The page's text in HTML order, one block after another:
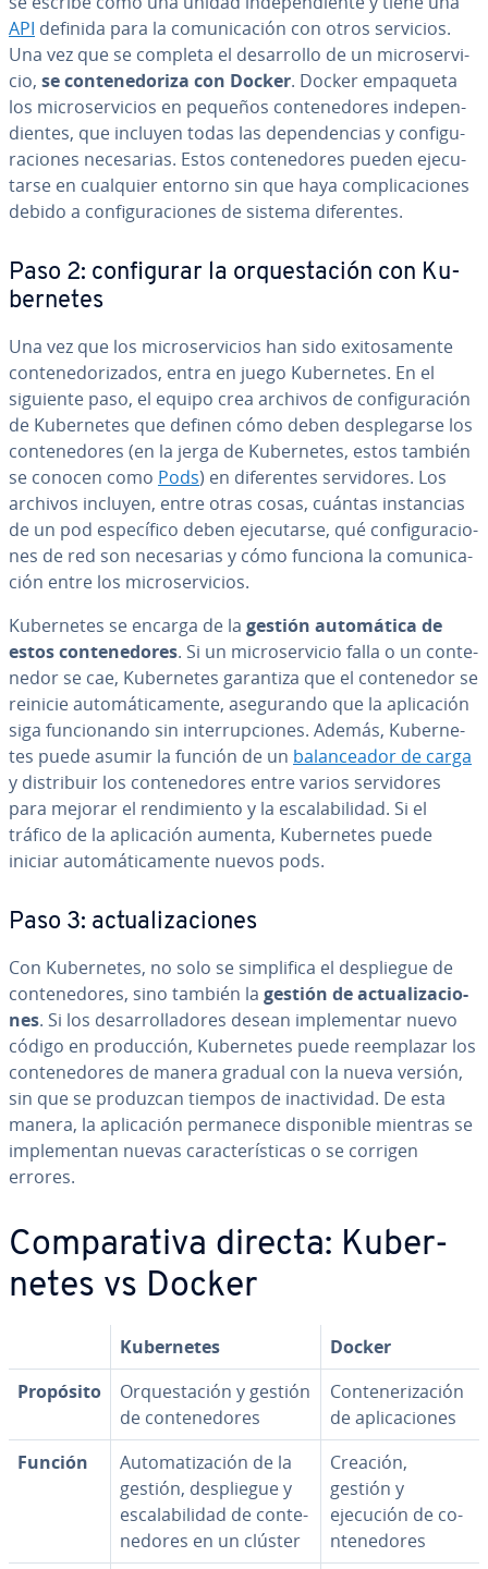
API definida para la co­mu­ni­ca­ción con otros servicios.
Una vez que se completa el de­sa­rro­llo de un mi­cro­se­r­vi­
cio, se co­n­te­ne­do­ri­za con Docker. Docker empaqueta
los mi­cro­se­r­vi­cios en pequeños co­n­te­ne­do­res in­de­pe­n­
die­n­tes, que incluyen todas las de­pe­n­de­n­cias y co­n­fi­gu­
ra­cio­nes ne­ce­sa­rias. Estos co­n­te­ne­do­res pueden eje­cu­
tar­se en cualquier entorno sin que haya co­m­pli­ca­cio­nes
debido a co­n­fi­gu­ra­cio­nes de sistema di­fe­re­n­tes.
Paso 2: co­n­fi­gu­rar la or­que­s­ta­ción con Ku­
be­r­ne­tes
Una vez que los mi­cro­se­r­vi­cios han sido exi­to­sa­me­n­te
co­n­te­ne­do­ri­za­dos, entra en juego Ku­be­r­ne­tes. En el
siguiente paso, el equipo crea archivos de co­n­fi­gu­ra­ción
de Ku­be­r­ne­tes que definen cómo deben de­s­ple­gar­se los
co­n­te­ne­do­res (en la jerga de Ku­be­r­ne­tes, estos también
se conocen como Pods) en di­fe­re­n­tes se­r­vi­do­res. Los
archivos incluyen, entre otras cosas, cuántas in­s­ta­n­cias
de un pod es­pe­cí­fi­co deben eje­cu­tar­se, qué co­n­fi­gu­ra­cio­
nes de red son ne­ce­sa­rias y cómo funciona la co­mu­ni­ca­
ción entre los mi­cro­se­r­vi­cios.
Ku­be­r­ne­tes se encarga de la gestión au­to­má­ti­ca de
estos co­n­te­ne­do­res. Si un mi­cro­se­r­vi­cio falla o un co­n­te­
ne­dor se cae, Ku­be­r­ne­tes garantiza que el co­n­te­ne­dor se
reinicie au­to­má­ti­ca­me­n­te, ase­gu­ra­n­do que la apli­ca­ción
siga fu­n­cio­na­n­do sin in­te­rru­p­cio­nes. Además, Ku­be­r­ne­
tes puede asumir la función de un ba­la­n­cea­dor de carga
y di­s­tri­buir los co­n­te­ne­do­res entre varios se­r­vi­do­res
para mejorar el re­n­di­mie­n­to y la es­ca­la­bi­li­dad. Si el
tráfico de la apli­ca­ción aumenta, Ku­be­r­ne­tes puede
iniciar au­to­má­ti­ca­me­n­te nuevos pods.
Paso 3: ac­tua­li­za­cio­nes
Con Ku­be­r­ne­tes, no solo se si­m­pli­fi­ca el de­s­plie­gue de
co­n­te­ne­do­res, sino también la gestión de ac­tua­li­za­cio­
nes. Si los de­sa­rro­lla­do­res desean im­ple­me­n­tar nuevo
código en pro­du­c­ción, Ku­be­r­ne­tes puede re­em­pla­zar los
co­n­te­ne­do­res de manera gradual con la nueva versión,
sin que se produzcan tiempos de inac­ti­vi­dad. De esta
manera, la apli­ca­ción permanece di­s­po­ni­ble mientras se
im­ple­me­n­tan nuevas ca­ra­c­te­rí­s­ti­cas o se corrigen
errores.
Co­m­pa­ra­ti­va directa: Ku­be­r­
ne­tes vs Docker
Ku­be­r­ne­tes
Docker
Propósito
Or­que­s­ta­ción y gestión
de co­n­te­ne­do­res
Co­n­te­ne­ri­za­ción
de apli­ca­cio­nes
Función
Au­to­ma­ti­za­ción de la
gestión, de­s­plie­gue y
es­ca­la­bi­li­dad de co­n­te­
ne­do­res en un clúster
Creación,
gestión y
ejecución de co­
n­te­ne­do­res